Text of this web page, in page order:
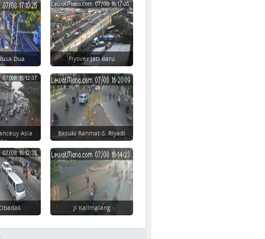
Dua Flyover Jati Baru
Asia
Basuki Rahmat-S. Riyadi
Jl Kalimalang